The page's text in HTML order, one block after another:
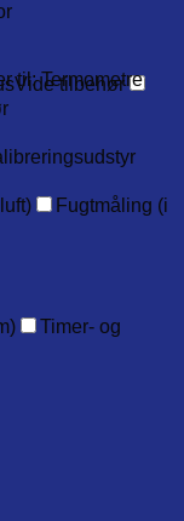
tilbehør
Fugtmåling (i
Timer- og
til: Termometre